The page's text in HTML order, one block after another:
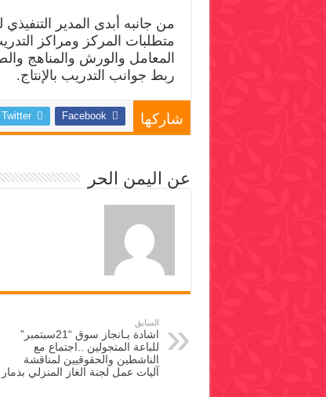
من جانبه أبدى المدير
متطلبات المركز ومراكز
المعامل والورش والمناهج
ربط جوانب التدريب بالإنتاج.
شاركها Facebook
Twitter
عن اليمن الحر
السابق
اشادة بـانجاز سوق “21سبتمبر”
للباعة المتجولين ..اجتماع مع
الناشطين والحقوقيين لمناقشة
آليات عمل لجنة الغاز المنزلي بذمار